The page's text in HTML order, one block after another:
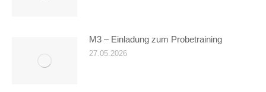
M3 – Einladung zum Probetraining
27.05.2026